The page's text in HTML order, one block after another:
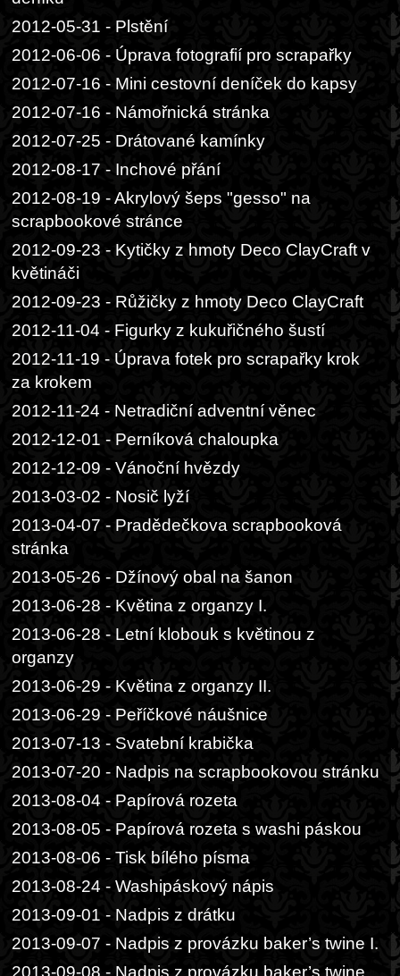
2012-05-31 - Plstění
2012-06-06 - Úprava fotografií pro scrapařky
2012-07-16 - Mini cestovní deníček do kapsy
2012-07-16 - Námořnická stránka
2012-07-25 - Drátované kamínky
2012-08-17 - Inchové přání
2012-08-19 - Akrylový šeps "gesso" na
scrapbookové stránce
2012-09-23 - Kytičky z hmoty Deco ClayCraft v
květináči
2012-09-23 - Růžičky z hmoty Deco ClayCraft
2012-11-04 - Figurky z kukuřičného šustí
2012-11-19 - Úprava fotek pro scrapařky krok
za krokem
2012-11-24 - Netradiční adventní věnec
2012-12-01 - Perníková chaloupka
2012-12-09 - Vánoční hvězdy
2013-03-02 - Nosič lyží
2013-04-07 - Pradědečkova scrapbooková
stránka
2013-05-26 - Džínový obal na šanon
2013-06-28 - Květina z organzy I.
2013-06-28 - Letní klobouk s květinou z
organzy
2013-06-29 - Květina z organzy II.
2013-06-29 - Peříčkové náušnice
2013-07-13 - Svatební krabička
2013-07-20 - Nadpis na scrapbookovou stránku
2013-08-04 - Papírová rozeta
2013-08-05 - Papírová rozeta s washi páskou
2013-08-06 - Tisk bílého písma
2013-08-24 - Washipáskový nápis
2013-09-01 - Nadpis z drátku
2013-09-07 - Nadpis z provázku baker’s twine I.
2013-09-08 - Nadpis z provázku baker’s twine